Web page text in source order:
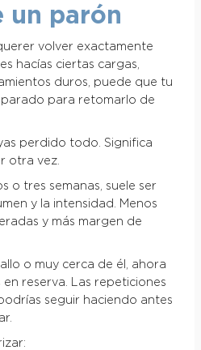
un parón
volver exactamente
hacías ciertas cargas,
duros, puede que tu
para retomarlo de
perdido todo. Significa
otra vez.
o tres semanas, suele ser
y la intensidad. Menos
y más margen de
o muy cerca de él, ahora
reserva. Las repeticiones
seguir haciendo antes